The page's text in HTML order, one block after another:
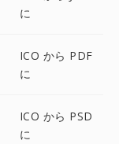
に
ICO から PDF
に
ICO から PSD
に